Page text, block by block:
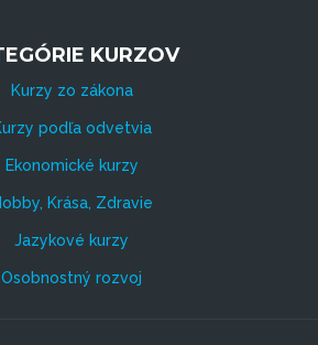
KURZOV
Kurzy zo zákona
podľa odvetvia
Ekonomické kurzy
Krása, Zdravie
Jazykové kurzy
Osobnostný rozvoj